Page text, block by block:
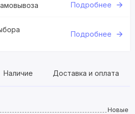
Подробнее
Подробнее
Наличие Доставка и оплата
Новые